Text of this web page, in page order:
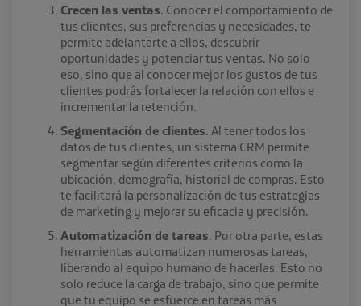
Crecen las ventas. Conocer el comportamiento de
tus clientes, sus preferencias y necesidades, te
permite adelantarte a ellos, descubrir
oportunidades y potenciar tus ventas. No solo
eso, sino que al conocer mejor los gustos de tus
clientes podrás fortalecer la relación con ellos e
incrementar la retención.
Segmentación de clientes. Al tener todos los
datos de tus clientes, un sistema CRM permite
segmentar según diferentes criterios como la
ubicación, demografía, historial de compras. Esto
te facilitará la personalización de tus estrategias
de marketing y mejorar su eficacia y precisión.
Automatización de tareas. Por otra parte, estas
herramientas automatizan numerosas tareas,
liberando al equipo humano de hacerlas. Esto no
solo reduce la carga de trabajo, sino que permite
que tu equipo se esfuerce en tareas más